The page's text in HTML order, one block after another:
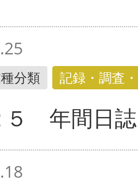
分類 記録・調査
５ 年間日誌